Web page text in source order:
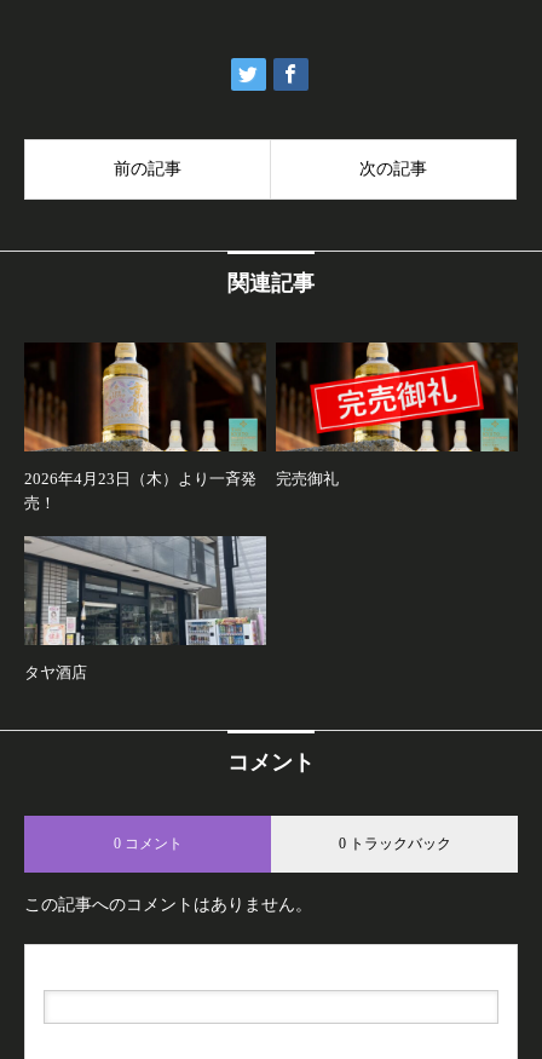
前の記事 次の記事
関連記事
2026年4月23日（木）より一斉発
売！
完売御礼
タヤ酒店
コメント
0 コメント 0 トラックバック
この記事へのコメントはありません。